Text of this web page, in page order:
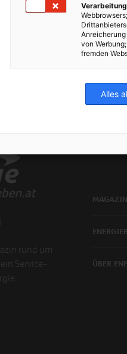
rund um
Service-
MAGAZIN
ÜBER
von
fremden
Alles